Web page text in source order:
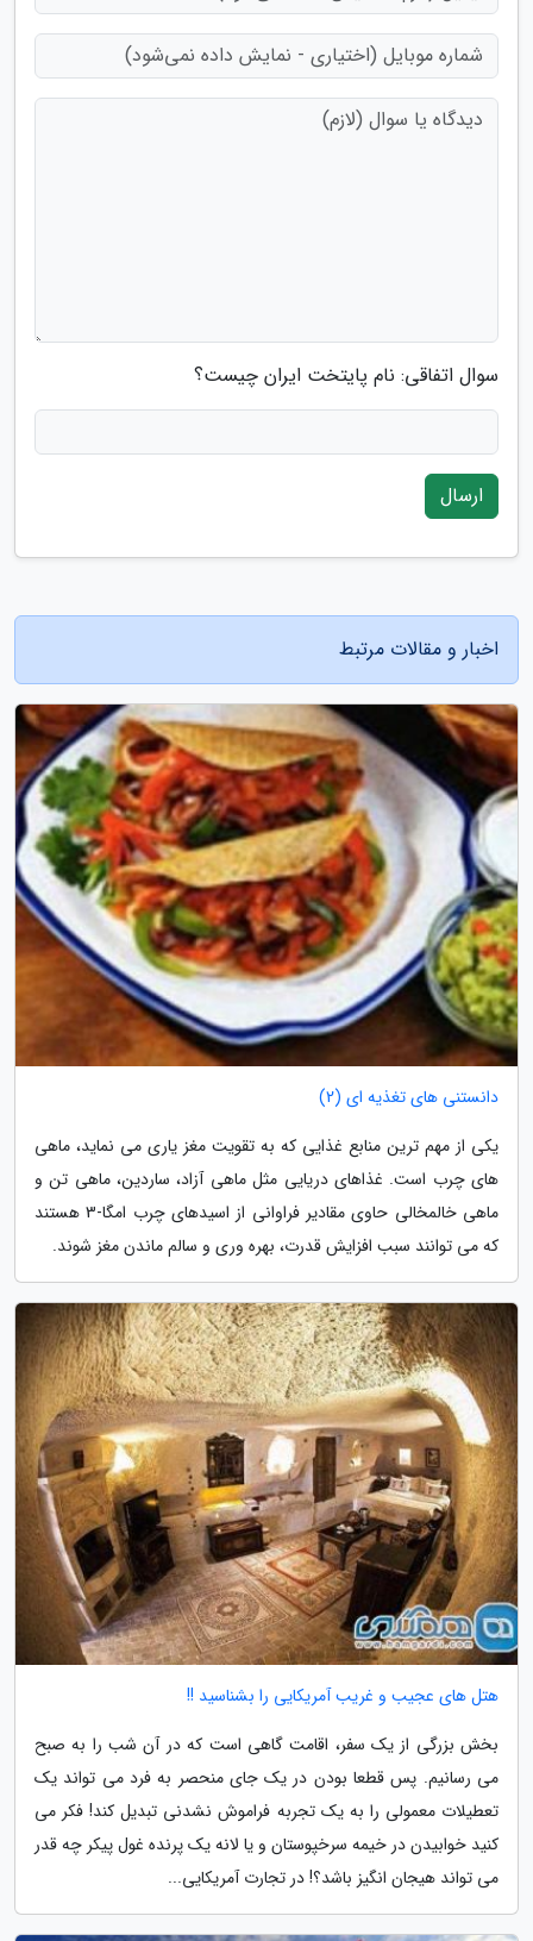
سوال اتفاقی: نام پایتخت ایران چیست؟
ارسال
اخبار و مقالات مرتبط
دانستنی های تغذیه ای (2)
یکی از مهم ترین منابع غذایی که به تقویت مغز یاری می نماید، ماهی
های چرب است. غذاهای دریایی مثل ماهی آزاد، ساردین، ماهی تن و
ماهی خالمخالی حاوی مقادیر فراوانی از اسیدهای چرب امگا-3 هستند
که می توانند سبب افزایش قدرت، بهره وری و سالم ماندن مغز شوند.
هتل های عجیب و غریب آمریکایی را بشناسید !!
بخش بزرگی از یک سفر، اقامت گاهی است که در آن شب را به صبح
می رسانیم. پس قطعا بودن در یک جای منحصر به فرد می تواند یک
تعطیلات معمولی را به یک تجربه فراموش نشدنی تبدیل کند! فکر می
کنید خوابیدن در خیمه سرخپوستان و یا لانه یک پرنده غول پیکر چه قدر
می تواند هیجان انگیز باشد؟! در تجارت آمریکایی...